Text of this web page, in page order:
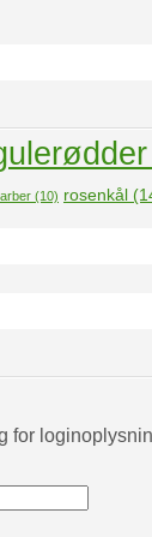
(10) rosenkål
for